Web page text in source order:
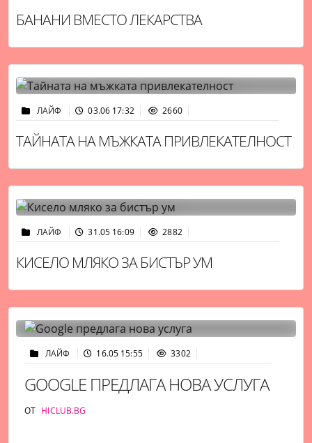
БАНАНИ ВМЕСТО ЛЕКАРСТВА
ЛАЙФ 03.06 17:32 2660
ТАЙНАТА НА МЪЖКАТА ПРИВЛЕКАТЕЛНОСТ
ЛАЙФ 31.05 16:09 2882
КИСЕЛО МЛЯКО ЗА БИСТЪР УМ
ЛАЙФ 16.05 15:55 3302
GOOGLE ПРЕДЛАГА НОВА УСЛУГА
ОТ HICLUB.BG